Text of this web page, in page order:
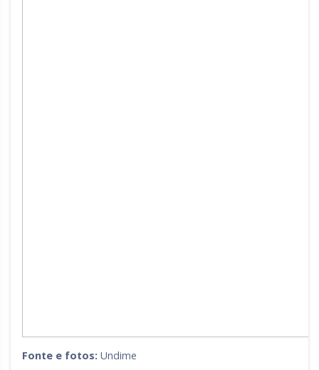
Fonte e fotos: Undime